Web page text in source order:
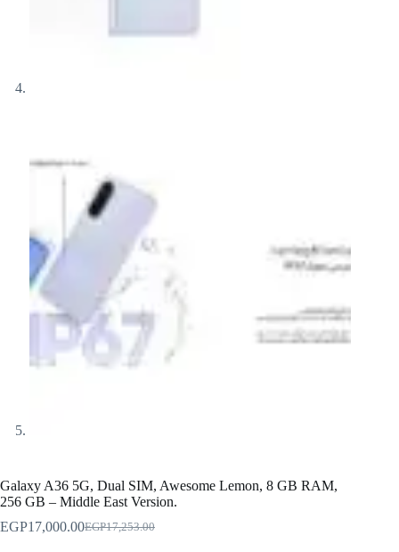
Galaxy A36 5G, Dual SIM, Awesome Lemon, 8 GB RAM,
256 GB – Middle East Version.
EGP17,253.00
Original
EGP17,000.00Current